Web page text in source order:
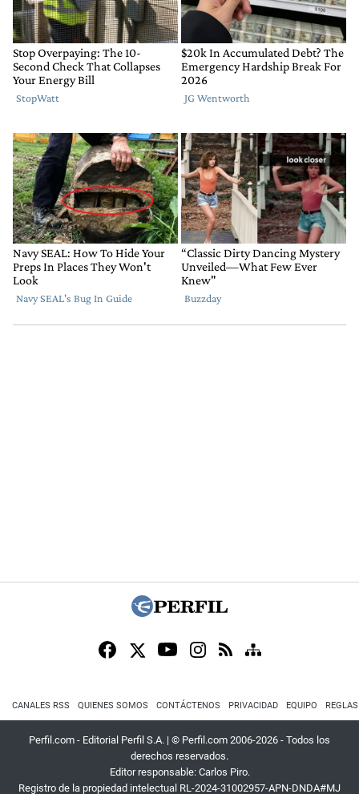
CANALES RSS QUIENES SOMOS CONTÁCTENOS PRIVACIDAD EQUIPO
Perfil.com - Editorial Perfil S.A. | © Perfil.com 2006-2026 - Todos los
derechos reservados.
Editor responsable: Carlos Piro.
Registro de la propiedad intelectual RL-2024-31002957-APN-DNDA#MJ